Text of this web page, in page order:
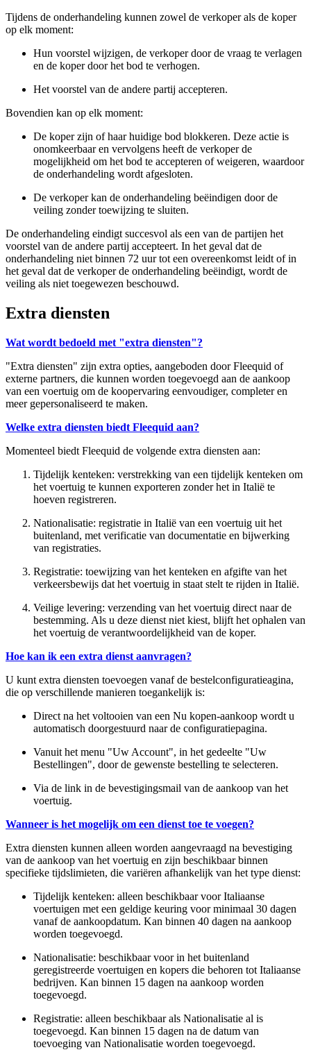
Tijdens de onderhandeling kunnen zowel de verkoper als de koper
op elk moment:
Hun voorstel wijzigen, de verkoper door de vraag te verlagen
en de koper door het bod te verhogen.
Het voorstel van de andere partij accepteren.
Bovendien kan op elk moment:
De koper zijn of haar huidige bod blokkeren. Deze actie is
onomkeerbaar en vervolgens heeft de verkoper de
mogelijkheid om het bod te accepteren of weigeren, waardoor
de onderhandeling wordt afgesloten.
De verkoper kan de onderhandeling beëindigen door de
veiling zonder toewijzing te sluiten.
De onderhandeling eindigt succesvol als een van de partijen het
voorstel van de andere partij accepteert. In het geval dat de
onderhandeling niet binnen 72 uur tot een overeenkomst leidt of in
het geval dat de verkoper de onderhandeling beëindigt, wordt de
veiling als niet toegewezen beschouwd.
Extra diensten
Wat wordt bedoeld met "extra diensten"?
"Extra diensten" zijn extra opties, aangeboden door Fleequid of
externe partners, die kunnen worden toegevoegd aan de aankoop
van een voertuig om de koopervaring eenvoudiger, completer en
meer gepersonaliseerd te maken.
Welke extra diensten biedt Fleequid aan?
Momenteel biedt Fleequid de volgende extra diensten aan:
Tijdelijk kenteken: verstrekking van een tijdelijk kenteken om
het voertuig te kunnen exporteren zonder het in Italië te
hoeven registreren.
Nationalisatie: registratie in Italië van een voertuig uit het
buitenland, met verificatie van documentatie en bijwerking
van registraties.
Registratie: toewijzing van het kenteken en afgifte van het
verkeersbewijs dat het voertuig in staat stelt te rijden in Italië.
Veilige levering: verzending van het voertuig direct naar de
bestemming. Als u deze dienst niet kiest, blijft het ophalen van
het voertuig de verantwoordelijkheid van de koper.
Hoe kan ik een extra dienst aanvragen?
U kunt extra diensten toevoegen vanaf de bestelconfiguratieagina,
die op verschillende manieren toegankelijk is:
Direct na het voltooien van een Nu kopen-aankoop wordt u
automatisch doorgestuurd naar de configuratiepagina.
Vanuit het menu "Uw Account", in het gedeelte "Uw
Bestellingen", door de gewenste bestelling te selecteren.
Via de link in de bevestigingsmail van de aankoop van het
voertuig.
Wanneer is het mogelijk om een dienst toe te voegen?
Extra diensten kunnen alleen worden aangevraagd na bevestiging
van de aankoop van het voertuig en zijn beschikbaar binnen
specifieke tijdslimieten, die variëren afhankelijk van het type dienst:
Tijdelijk kenteken: alleen beschikbaar voor Italiaanse
voertuigen met een geldige keuring voor minimaal 30 dagen
vanaf de aankoopdatum. Kan binnen 40 dagen na aankoop
worden toegevoegd.
Nationalisatie: beschikbaar voor in het buitenland
geregistreerde voertuigen en kopers die behoren tot Italiaanse
bedrijven. Kan binnen 15 dagen na aankoop worden
toegevoegd.
Registratie: alleen beschikbaar als Nationalisatie al is
toegevoegd. Kan binnen 15 dagen na de datum van
toevoeging van Nationalisatie worden toegevoegd.